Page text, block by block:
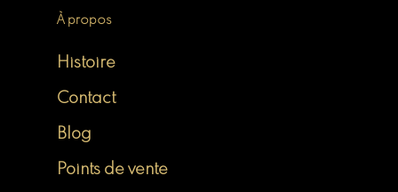
À propos
Histoire
Contact
Blog
Points de vente